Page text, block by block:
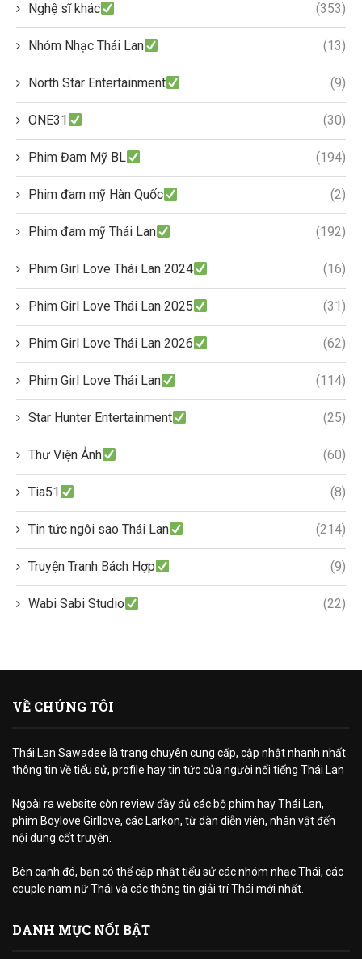
Nghệ sĩ khác (353)
Nhóm Nhạc Thái Lan (13)
North Star Entertainment (9)
ONE31 (30)
Phim Đam Mỹ BL (194)
Phim đam mỹ Hàn Quốc (2)
Phim đam mỹ Thái Lan (192)
Phim Girl Love Thái Lan 2024 (16)
Phim Girl Love Thái Lan 2025 (31)
Phim Girl Love Thái Lan 2026 (62)
Phim Girl Love Thái Lan (114)
Star Hunter Entertainment (25)
Thư Viện Ảnh (60)
Tia51 (8)
Tin tức ngôi sao Thái Lan (214)
Truyện Tranh Bách Hợp (9)
Wabi Sabi Studio (22)
VỀ CHÚNG TÔI
Thái Lan Sawadee là trang chuyên cung cấp, cập nhật nhanh nhất
thông tin về tiểu sử, profile hay tin tức của người nổi tiếng Thái Lan
Ngoài ra website còn review đầy đủ các bộ phim hay Thái Lan,
phim Boylove Girllove, các Larkon, từ dàn diễn viên, nhân vật đến
nội dung cốt truyện.
Bên cạnh đó, bạn có thể cập nhật tiểu sử các nhóm nhạc Thái, các
couple nam nữ Thái và các thông tin giải trí Thái mới nhất.
DANH MỤC NỔI BẬT